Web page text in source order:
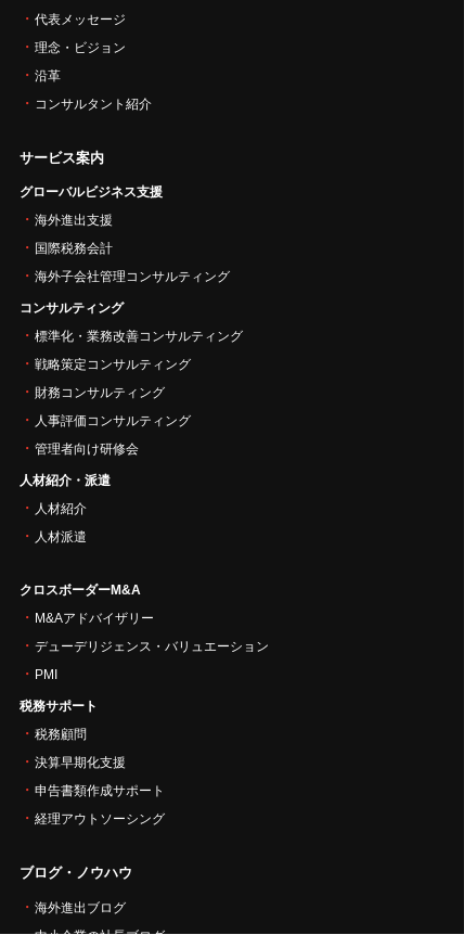
代表メッセージ
理念・ビジョン
沿革
コンサルタント紹介
サービス案内
グローバルビジネス支援
海外進出支援
国際税務会計
海外子会社管理コンサルティング
コンサルティング
標準化・業務改善コンサルティング
戦略策定コンサルティング
財務コンサルティング
人事評価コンサルティング
管理者向け研修会
人材紹介・派遣
人材紹介
人材派遣
クロスボーダーM&A
M&Aアドバイザリー
デューデリジェンス・バリュエーション
PMI
税務サポート
税務顧問
決算早期化支援
申告書類作成サポート
経理アウトソーシング
ブログ・ノウハウ
海外進出ブログ